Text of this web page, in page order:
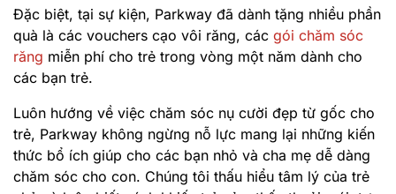
Đặc biệt, tại sự kiện, Parkway đã dành tặng nhiều phần
quà là các vouchers cạo vôi răng, các gói chăm sóc
răng miễn phí cho trẻ trong vòng một năm dành cho
các bạn trẻ.
Luôn hướng về việc chăm sóc nụ cười đẹp từ gốc cho
trẻ, Parkway không ngừng nỗ lực mang lại những kiến
thức bổ ích giúp cho các bạn nhỏ và cha mẹ dễ dàng
chăm sóc cho con. Chúng tôi thấu hiểu tâm lý của trẻ